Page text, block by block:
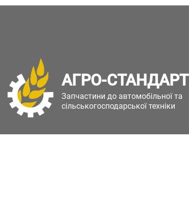
АГРО-СТАНДАРТ
Запчастини до автомобільної та
сільськогосподарської техніки